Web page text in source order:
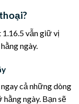
vẫn giữ vị
ngày.
cả những dòng
ngày. Bạn sẽ